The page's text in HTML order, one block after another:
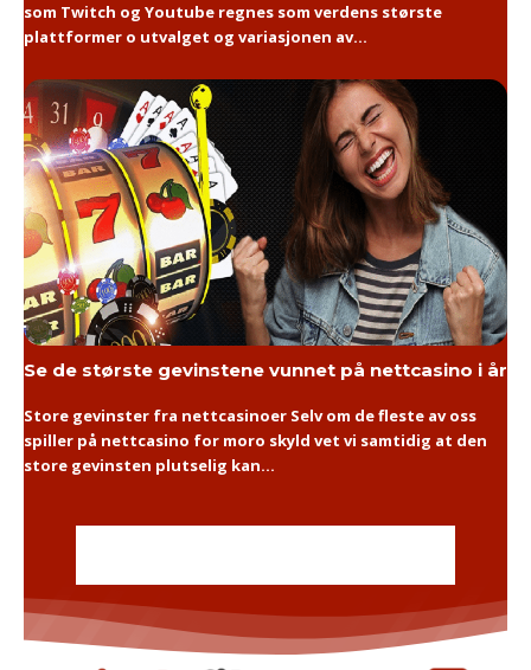
som Twitch og Youtube regnes som verdens største
plattformer o utvalget og variasjonen av...
Se de største gevinstene vunnet på nettcasino i år
Store gevinster fra nettcasinoer Selv om de fleste av oss
spiller på nettcasino for moro skyld vet vi samtidig at den
store gevinsten plutselig kan...